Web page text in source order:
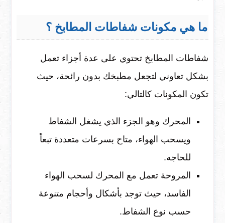
ما هي مكونات شفاطات المطابخ ؟
شفاطات المطابخ تحتوي على عدة أجزاء تعمل
بشكل تعاوني لتجعل مطبخك بدون رائحة، حيث
تكون المكونات كالتالي:
المحرك وهو الجزء الذي يشغل الشفاط
ويسحب الهواء، متاح بسرعات متعددة تبعاً
للحاجه.
المروحة تعمل مع المحرك لسحب الهواء
الفاسد، حيث توجد بأشكال وأحجام متنوعة
حسب نوع الشفاط.